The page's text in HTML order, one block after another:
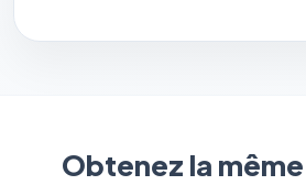
Obtenez la